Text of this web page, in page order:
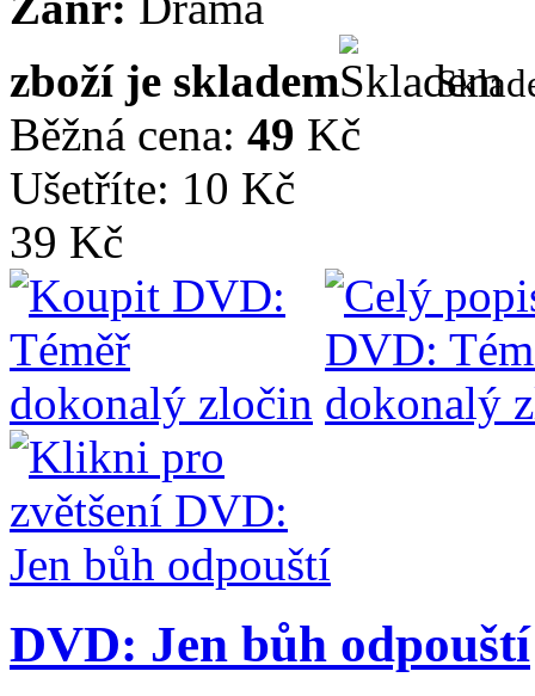
zboží je skladem
Běžná cena: 49 Kč
Ušetříte: 10 Kč
39 Kč
DVD: Jen bůh odpouští